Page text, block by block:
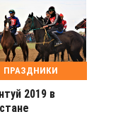
ПРАЗДНИКИ
2019 в